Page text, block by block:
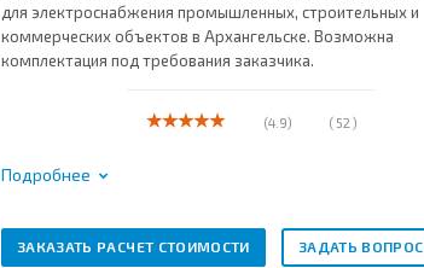
для электроснабжения промышленных, строительных и
коммерческих объектов в Архангельске. Возможна
комплектация под требования заказчика.
(4.9) ( 52 )
Подробнее
ЗАКАЗАТЬ РАСЧЕТ СТОИМОСТИ ЗАДАТЬ ВОПРОС